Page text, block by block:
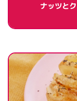
ナッツと